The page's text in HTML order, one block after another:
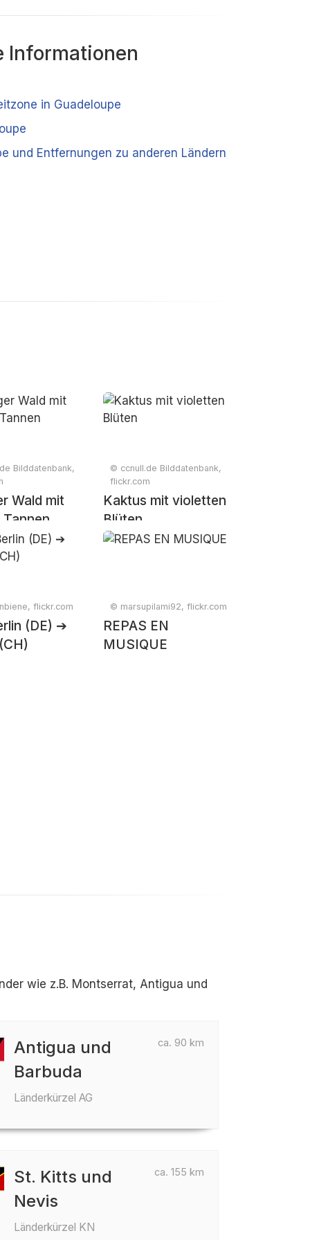
Informationen
in Guadeloupe
und Entfernungen zu anderen Ländern
Bilddatenbank,
Wald mit
© ccnull.de Bilddatenbank,
flickr.com
Kaktus mit violetten
Blüten
flickr.com
(DE) ➔
© marsupilami92, flickr.com
REPAS EN
MUSIQUE
wie z.B. Montserrat, Antigua und
ca. 90 km
Antigua und
Barbuda
Länderkürzel AG
ca. 155 km
St. Kitts und
Nevis
Länderkürzel KN